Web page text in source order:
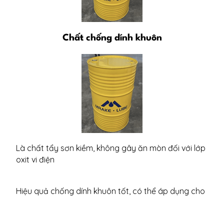
Chất chống dính khuôn
Là chất tẩy sơn kiềm, không gây ăn mòn đối với lớp
oxit vi điện
Hiệu quả chống dính khuôn tốt, có thể áp dụng cho